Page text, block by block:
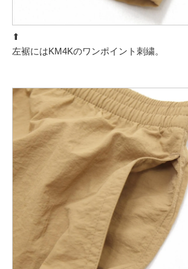
⬆︎
左裾にはKM4Kのワンポイント刺繍。